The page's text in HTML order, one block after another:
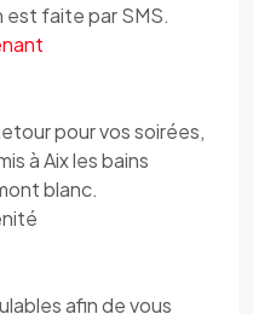
faite par SMS.
pour vos soirées,
à Aix les bains
blanc.
afin de vous